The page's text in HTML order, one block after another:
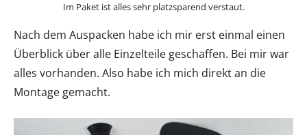
Im Paket ist alles sehr platzsparend verstaut.
Nach dem Auspacken habe ich mir erst einmal einen
Überblick über alle Einzelteile geschaffen. Bei mir war
alles vorhanden. Also habe ich mich direkt an die
Montage gemacht.